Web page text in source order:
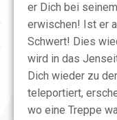
er Dich bei
erwischen! Ist er
Schwert! Dies
wird in das
Dich wieder zu
teleportiert,
wo eine Treppe